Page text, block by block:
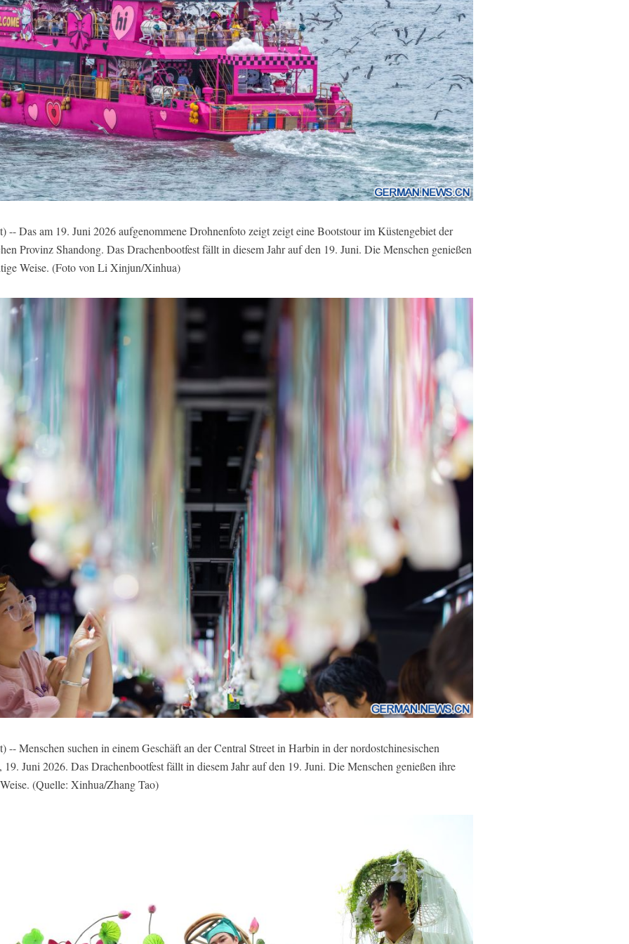
Das am 19. Juni 2026 aufgenommene Drohnenfoto zeigt zeigt eine Bootstour im Küstengebiet der
Provinz Shandong. Das Drachenbootfest fällt in diesem Jahr auf den 19. Juni. Die Menschen genießen
Weise. (Foto von Li Xinjun/Xinhua)
Menschen suchen in einem Geschäft an der Central Street in Harbin in der nordostchinesischen
Juni 2026. Das Drachenbootfest fällt in diesem Jahr auf den 19. Juni. Die Menschen genießen ihre
(Quelle: Xinhua/Zhang Tao)